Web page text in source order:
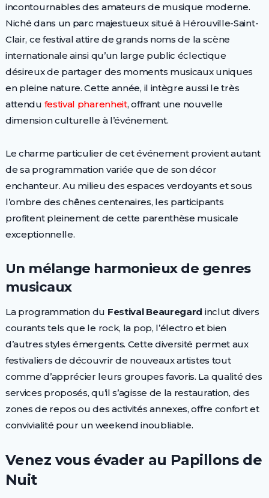
incontournables des amateurs de musique moderne.
Niché dans un parc majestueux situé à Hérouville-Saint-
Clair, ce festival attire de grands noms de la scène
internationale ainsi qu’un large public éclectique
désireux de partager des moments musicaux uniques
en pleine nature. Cette année, il intègre aussi le très
attendu festival pharenheit, offrant une nouvelle
dimension culturelle à l’événement.
Le charme particulier de cet événement provient autant
de sa programmation variée que de son décor
enchanteur. Au milieu des espaces verdoyants et sous
l’ombre des chênes centenaires, les participants
profitent pleinement de cette parenthèse musicale
exceptionnelle.
Un mélange harmonieux de genres
musicaux
La programmation du Festival Beauregard inclut divers
courants tels que le rock, la pop, l’électro et bien
d’autres styles émergents. Cette diversité permet aux
festivaliers de découvrir de nouveaux artistes tout
comme d’apprécier leurs groupes favoris. La qualité des
services proposés, qu’il s’agisse de la restauration, des
zones de repos ou des activités annexes, offre confort et
convivialité pour un weekend inoubliable.
Venez vous évader au Papillons de
Nuit